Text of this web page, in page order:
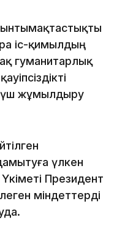
іс-қимылдың
гуманитарлық
жұмылдыру
үлкен
Президент
міндеттерді